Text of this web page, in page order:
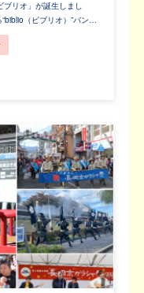
リオ」が誕生しまし
（ビブリオ）”バン…